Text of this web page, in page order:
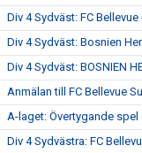
Div 4 Sydväst: FC Bellevue
Div 4 Sydväst: Bosnien
Div 4 Sydväst: BOSNIEN
Anmälan till FC Bellevue
A-laget: Övertygande
Div 4 Sydvästra: FC